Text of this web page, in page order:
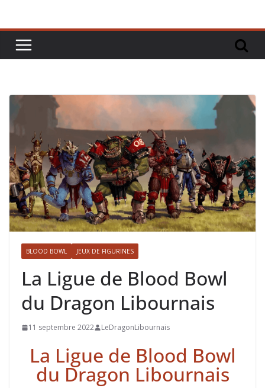
BLOOD BOWL JEUX DE FIGURINES
La Ligue de Blood Bowl
du Dragon Libournais​
11 septembre 2022 LeDragonLibournais
La Ligue de Blood Bowl
du Dragon Libournais